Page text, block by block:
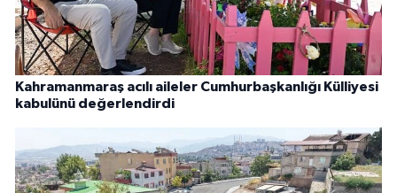
Kahramanmaraş acılı aileler Cumhurbaşkanlığı Külliyesi
kabulünü değerlendirdi